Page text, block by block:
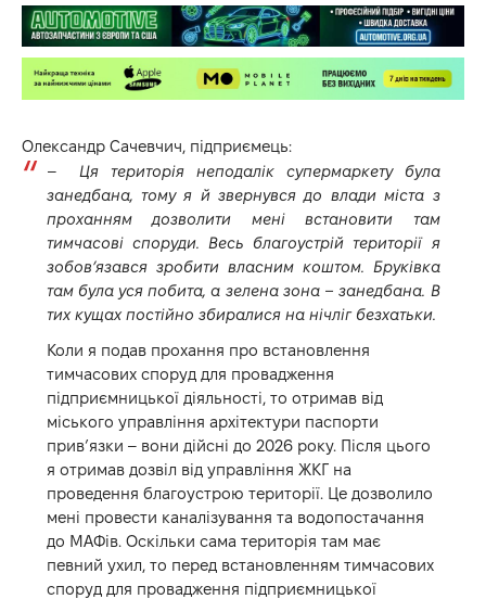
Олександр Сачевчич, підприємець:
– Ця територія неподалік супермаркету була
занедбана, тому я й звернувся до влади міста з
проханням дозволити мені встановити там
тимчасові споруди. Весь благоустрій території я
зобов’язався зробити власним коштом. Бруківка
там була уся побита, а зелена зона – занедбана. В
тих кущах постійно збиралися на нічліг безхатьки.
Коли я подав прохання про встановлення
тимчасових споруд для провадження
підприємницької діяльності, то отримав від
міського управління архітектури паспорти
прив’язки – вони дійсні до 2026 року. Після цього
я отримав дозвіл від управління ЖКГ на
проведення благоустрою території. Це дозволило
мені провести каналізування та водопостачання
до МАФів. Оскільки сама територія там має
певний ухил, то перед встановленням тимчасових
споруд для провадження підприємницької